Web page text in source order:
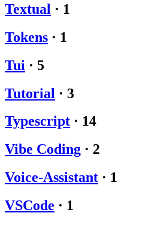
Textual · 1
Tokens · 1
Tui · 5
Tutorial · 3
Typescript · 14
Vibe Coding · 2
Voice-Assistant · 1
VSCode · 1